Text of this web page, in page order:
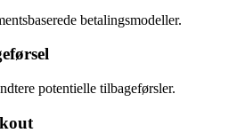
betalingsmodeller.
potentielle tilbageførsler.